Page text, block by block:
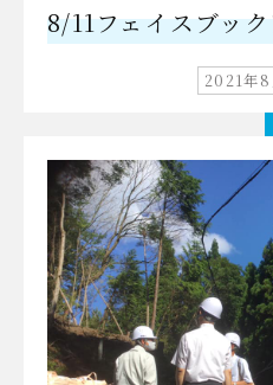
8/11フェイスブッ
2021年